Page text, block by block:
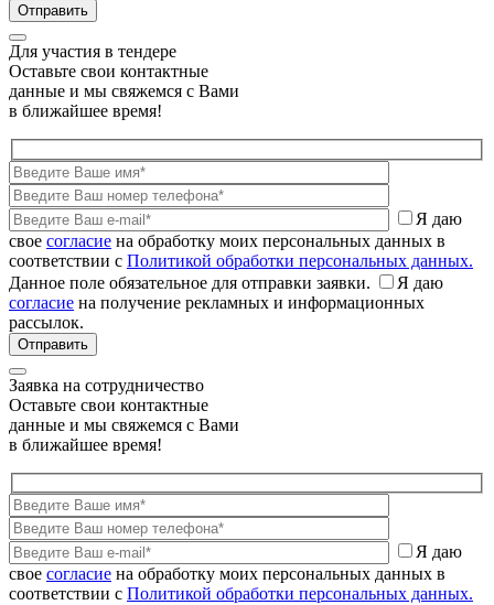
Для участия в тендере
Оставьте свои контактные
данные и мы свяжемся с Вами
в ближайшее время!
Я даю
свое согласие на обработку моих персональных данных в
соответствии с Политикой обработки персональных данных.
Данное поле обязательное для отправки заявки.
Я даю
согласие на получение рекламных и информационных
рассылок.
Заявка на сотрудничество
Оставьте свои контактные
данные и мы свяжемся с Вами
в ближайшее время!
Я даю
свое согласие на обработку моих персональных данных в
соответствии с Политикой обработки персональных данных.